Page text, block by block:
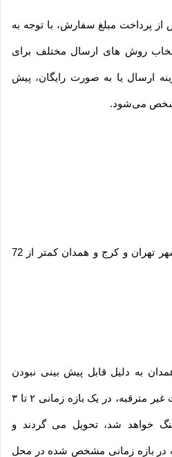
از پرداخت مبلغ سفارش، با توجه به
روش های ارسال مختلف برای
ارسال یا به صورت رایگان، پیش
می‌شود.
مدت زمان تحویل کالاها در شهر تهران و کرج و همدان کمتر از 72
به دلیل قابل پیش بینی نبودن
مسائلی نظیر ترافیک یا حوداث غیر مترقبه، در یک بازه زمانی ۲ تا ۳
خواهد شد، تحویل می گردند و
در بازه زمانی مشخص شده در محل